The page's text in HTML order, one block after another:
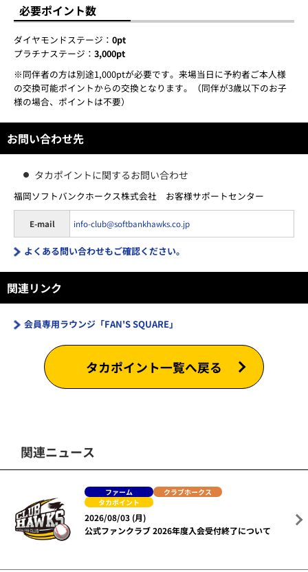
必要ポイント数
ダイヤモンドステージ： 0pt
プラチナステージ： 3,000pt
※同伴者の方は別途1,000ptが必要です。来場当日に予約者ご本人様
の交換可能ポイントからの交換となります。（同伴が3歳以下のお子
様の場合、ポイントは不要）
お問い合わせ先
タカポイントに関するお問い合わせ
福岡ソフトバンクホークス株式会社 お客様サポートセンター
E-mail info-club@softbankhawks.co.jp
よくある問い合わせもご確認ください。
関連リンク
会員専用ラウンジ「FAN'S SQUARE」
タカポイント一覧へ戻る
関連ニュース
ファーム
クラブホークス
タカポイント
2026/08/03 (月)
公式ファンクラブ 2026年度入会受付終了について